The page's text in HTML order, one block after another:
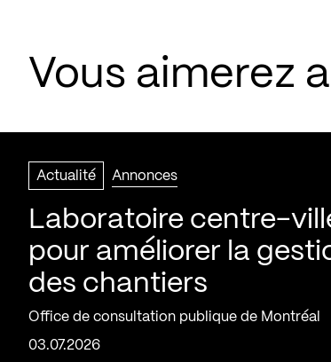
Vous aimerez
Actualité Annonces
Laboratoire centre-
pour améliorer la
des chantiers
Office de consultation publique de Montréal
03.07.2026